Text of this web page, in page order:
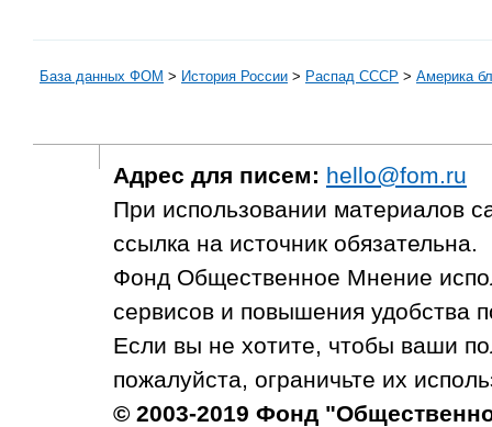
База данных ФОМ > История России > Распад СССР > Америка
Адрес для писем: hello@fom.ru
При использовании материалов
ссылка на источник обязательна.
Фонд Общественное Мнение
сервисов и повышения удобства
Если вы не хотите, чтобы ваши
пожалуйста, ограничьте их
© 2003-2019 Фонд